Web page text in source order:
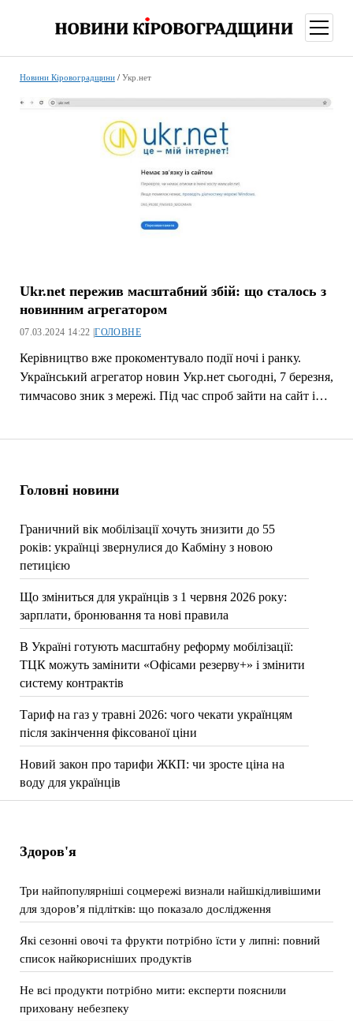
меню
Головні новини
Граничний вік мобілізації хочуть знизити до 55
років: українці звернулися до Кабміну з новою
петицією
Що зміниться для українців з 1 червня 2026 року:
зарплати, бронювання та нові правила
В Україні готують масштабну реформу мобілізації:
ТЦК можуть замінити «Офісами резерву+» і змінити
систему контрактів
Тариф на газ у травні 2026: чого чекати українцям
після закінчення фіксованої ціни
Новий закон про тарифи ЖКП: чи зросте ціна на
воду для українців
Новини Кіровоградщини/ Укр.нет
Ukr.net пережив масштабний збій: що сталось з
новинним агрегатором
07.03.2024 14:22 |ГОЛОВНЕ
Керівництво вже прокоментувало події ночі і ранку.
Український агрегатор новин Укр.нет сьогодні, 7 березня,
тимчасово зник з мережі. Під час спроб зайти на сайт і…
Здоров'я
Три найпопулярніші соцмережі визнали найшкідливішими
для здоров’я підлітків: що показало дослідження
Які сезонні овочі та фрукти потрібно їсти у липні: повний
список найкорисніших продуктів
Не всі продукти потрібно мити: експерти пояснили
приховану небезпеку